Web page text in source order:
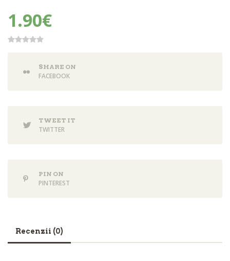
1.90€
SHARE ON
FACEBOOK
TWEET IT
TWITTER
PIN ON
PINTEREST
Recenzii (0)